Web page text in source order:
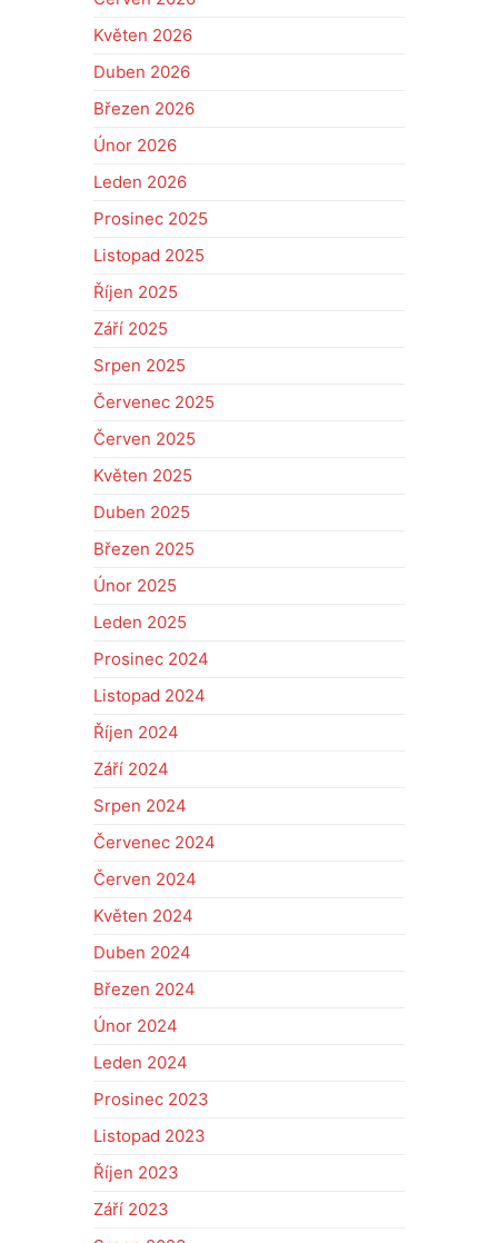
Květen 2026
Duben 2026
Březen 2026
Únor 2026
Leden 2026
Prosinec 2025
Listopad 2025
Říjen 2025
Září 2025
Srpen 2025
Červenec 2025
Červen 2025
Květen 2025
Duben 2025
Březen 2025
Únor 2025
Leden 2025
Prosinec 2024
Listopad 2024
Říjen 2024
Září 2024
Srpen 2024
Červenec 2024
Červen 2024
Květen 2024
Duben 2024
Březen 2024
Únor 2024
Leden 2024
Prosinec 2023
Listopad 2023
Říjen 2023
Září 2023